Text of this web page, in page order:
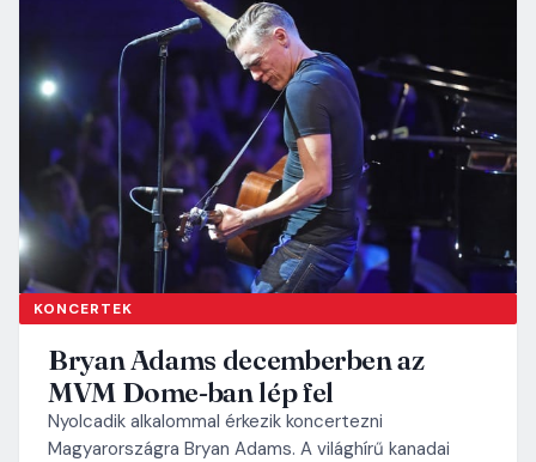
KONCERTEK
Bryan Adams decemberben az
MVM Dome-ban lép fel
Nyolcadik alkalommal érkezik koncertezni
Magyarországra Bryan Adams. A világhírű kanadai